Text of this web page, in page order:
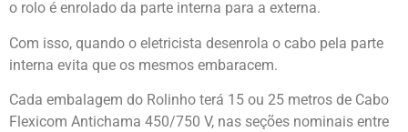
o rolo é enrolado da parte interna para a externa.
Com isso, quando o eletricista desenrola o cabo pela parte
interna evita que os mesmos embaracem.
Cada embalagem do Rolinho terá 15 ou 25 metros de Cabo
Flexicom Antichama 450/750 V, nas seções nominais entre